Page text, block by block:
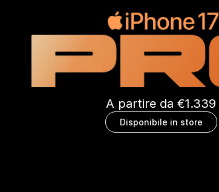
A partire da €1.339
Disponibile in store